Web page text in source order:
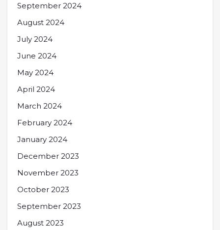
September 2024
August 2024
July 2024
June 2024
May 2024
April 2024
March 2024
February 2024
January 2024
December 2023
November 2023
October 2023
September 2023
August 2023